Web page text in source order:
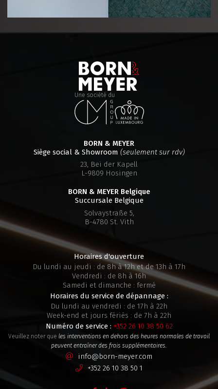
Une société du
BORN & MEYER
Siège social & Showroom (seulement sur rdv)
23, Bei der Kapell
L-9809 Hosingen
BORN & MEYER Belgique
Succursale Belgique
Solvaystraße 5,
B-4780 St. Vith
Horaires d'ouverture
Du lundi au jeudi : de 8h à 12h et de 13h à 17h
Vendredi : de 8h à 16h
Samedi et dimanche : fermé
Horaires du service de dépannage :
Du lundi au vendredi : de 17h à 22h
Week-end et jours fériés : de 7h à 22h
Numéro de service : +352 26 10 38 50 62
Veuillez noter que les interventions en dehors des heures normales de travail
peuvent entraîner des frais supplémentaires.
info@born-meyer.com
+352 26 10 38 50 1